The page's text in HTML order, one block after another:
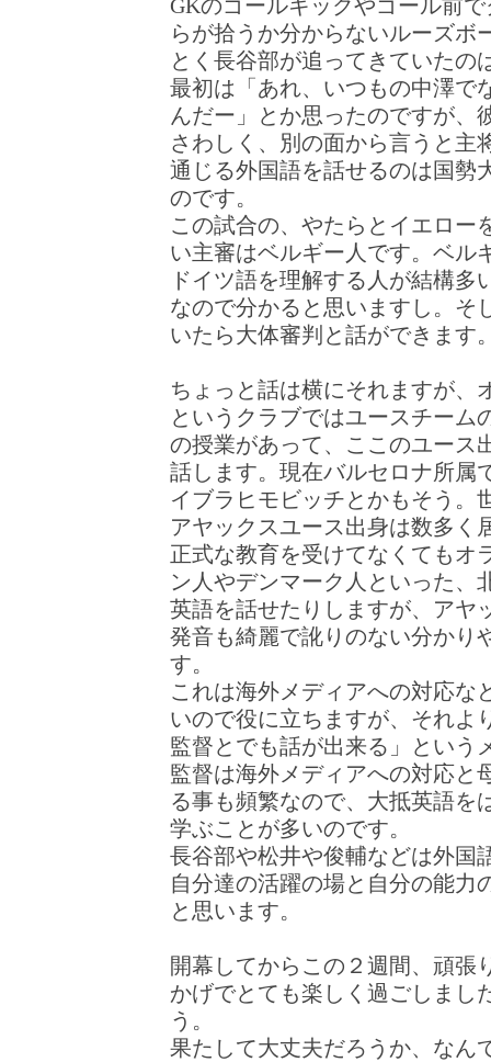
GKのゴールキックやゴール前
らが拾うか分からないルーズボ
とく長谷部が追ってきていたの
最初は「あれ、いつもの中澤で
んだー」とか思ったのですが、
さわしく、別の面から言うと主
通じる外国語を話せるのは国勢
のです。
この試合の、やたらとイエロー
い主審はベルギー人です。ベル
ドイツ語を理解する人が結構多
なので分かると思いますし。そ
いたら大体審判と話ができます
ちょっと話は横にそれますが、
というクラブではユースチーム
の授業があって、ここのユース
話します。現在バルセロナ所属
イブラヒモビッチとかもそう。
アヤックスユース出身は数多く
正式な教育を受けてなくてもオ
ン人やデンマーク人といった、
英語を話せたりしますが、アヤ
発音も綺麗で訛りのない分かり
す。
これは海外メディアへの対応な
いので役に立ちますが、それよ
監督とでも話が出来る」という
監督は海外メディアへの対応と
る事も頻繁なので、大抵英語を
学ぶことが多いのです。
長谷部や松井や俊輔などは外国
自分達の活躍の場と自分の能力
と思います。
開幕してからこの２週間、頑張
かげでとても楽しく過ごしまし
う。
果たして大丈夫だろうか、なん